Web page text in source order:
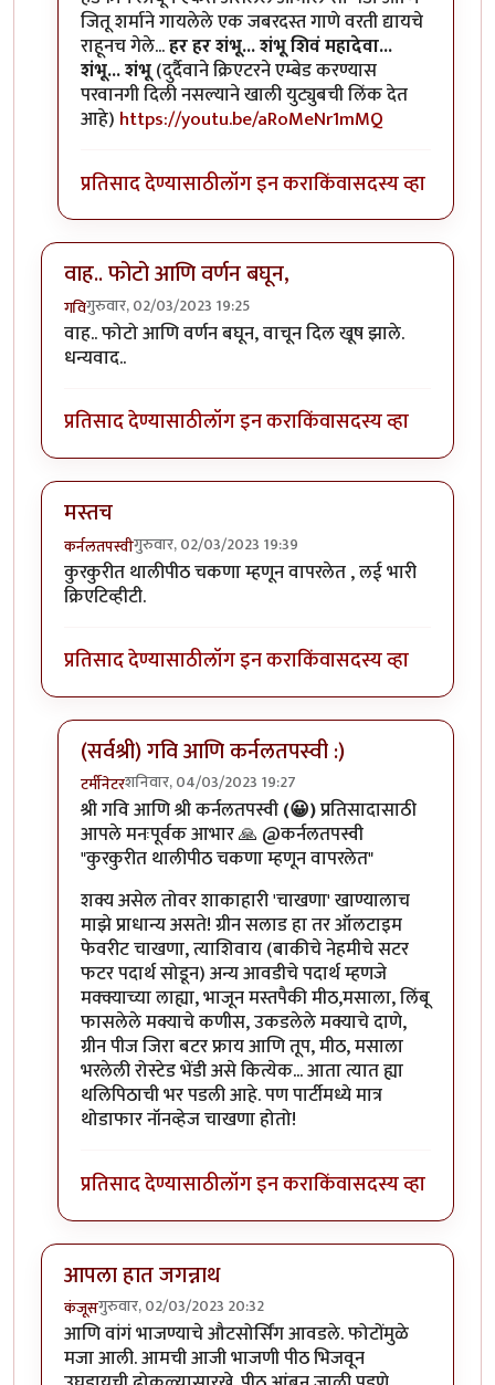
जितू शर्माने गायलेले एक जबरदस्त गाणे वरती द्यायचे
राहूनच गेले...हर हर शंभू... शंभू शिवं महादेवा...
शंभू... शंभू(दुर्दैवाने क्रिएटरने एम्बेड करण्यास
परवानगी दिली नसल्याने खाली युट्युबची लिंक देत
आहे) https://youtu.be/aRoMeNr1mMQ
प्रतिसाद देण्यासाठीलॉग इन कराकिंवासदस्य व्हा
वाह.. फोटो आणि वर्णन बघून,
गविगुरुवार, 02/03/2023 19:25
वाह.. फोटो आणि वर्णन बघून, वाचून दिल खूष झाले.
धन्यवाद..
प्रतिसाद देण्यासाठीलॉग इन कराकिंवासदस्य व्हा
मस्तच
कर्नलतपस्वीगुरुवार, 02/03/2023 19:39
कुरकुरीत थालीपीठ चकणा म्हणून वापरलेत , लई भारी
क्रिएटिव्हीटी.
प्रतिसाद देण्यासाठीलॉग इन कराकिंवासदस्य व्हा
(सर्वश्री) गवि आणि कर्नलतपस्वी :)
टर्मीनेटरशनिवार, 04/03/2023 19:27
In reply toमस्तचbyकर्नलतपस्वी
श्री गवि आणि श्री कर्नलतपस्वी(😀)प्रतिसादासाठी
आपले मनःपूर्वक आभार 🙏 @कर्नलतपस्वी
"कुरकुरीत थालीपीठ चकणा म्हणून वापरलेत"
शक्य असेल तोवर शाकाहारी 'चाखणा' खाण्यालाच
माझे प्राधान्य असते! ग्रीन सलाड हा तर ऑलटाइम
फेवरीट चाखणा, त्याशिवाय (बाकीचे नेहमीचे सटर
फटर पदार्थ सोडून) अन्य आवडीचे पदार्थ म्हणजे
मक्क्याच्या लाह्या, भाजून मस्तपैकी मीठ,मसाला, लिंबू
फासलेले मक्याचे कणीस, उकडलेले मक्याचे दाणे,
ग्रीन पीज जिरा बटर फ्राय आणि तूप, मीठ, मसाला
भरलेली रोस्टेड भेंडी असे कित्येक... आता त्यात ह्या
थलिपिठाची भर पडली आहे. पण पार्टीमध्ये मात्र
थोडाफार नॉनव्हेज चाखणा होतो!
प्रतिसाद देण्यासाठीलॉग इन कराकिंवासदस्य व्हा
आपला हात जगन्नाथ
कंजूसगुरुवार, 02/03/2023 20:32
आणि वांगं भाजण्याचे औटसोर्सिंग आवडले. फोटोंमुळे
मजा आली. आमची आजी भाजणी पीठ भिजवून